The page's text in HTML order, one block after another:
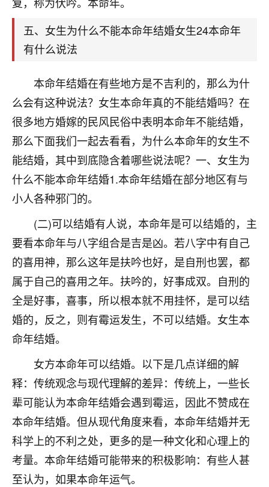
五、女生为什么不能本命年结婚女生24本命年
有什么说法
本命年结婚在有些地方是不吉利的，那么为什
么会有这种说法？女生本命年真的不能结婚吗？在
很多地方婚嫁的民风民俗中表明本命年不能结婚，
那么下面我们一起去看看，为什么本命年的女生不
能结婚，其中到底隐含着哪些说法呢？一、女生为
什么不能本命年结婚1.本命年结婚在部分地区有与
小人各种邪门的。
(二)可以结婚有人说，本命年是可以结婚的，主
要看本命年与八字组合是吉是凶。若八字中有自己
的喜用神，那么这年是扶吟也好，是自刑也罢，都
属于自己的喜用之年。扶吟的，好事成双。自刑的
全是好事，喜事，所以根本就不用挂怀，是可以结
婚的，反之，则有霉运发生，不可以结婚。女生本
命年结婚。
女方本命年可以结婚。以下是几点详细的解
释：传统观念与现代理解的差异：传统上，一些长
辈可能认为本命年结婚会遇到霉运，因此不赞成在
本命年结婚。但从现代角度来看，本命年结婚并无
科学上的不利之处，更多的是一种文化和心理上的
考量。本命年结婚可能带来的积极影响：有些人甚
至认为，如果本命年运气。
后，我以为都没戏了，结果开年一上班，开会提拔升
职第一个就是我，职务无所谓，主要是底薪加了
3000，非常开心，无论如何，感恩感谢！🙏🏻
鹿森：恭喜升职加薪！！，请客吗？�
12小时前 来自北京 32
心心相印
我身体不太好，总是病病殃殃的，去检查又没什么大
问题，反正就是不舒服。中医西医看遍了，找不到问
题，后来无意中看到有人推荐慧来老师，跟老师聊过
之后，心情豁然开朗，也听老师建议，处理了一些因
了，老师说境随心转，现在深有体会了。
鹿森
：是的，其实跟老师聊过之后，最大的感
触，首先就是心态会变好，万般皆是命，半点
不由人！
1天前 来自四川 9
金白水清
鹿森：慧来老师微信：gjsy0624
1天前 来自江西 12
青春168
我也想要，我也想要！
2天前 来自山西 15